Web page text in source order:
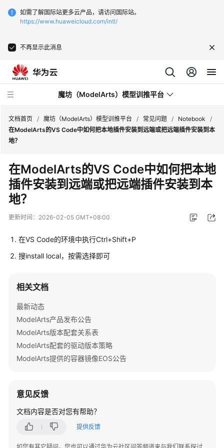
如需了解国际站更多云产品，请访问国际站。
https://www.huaweicloud.com/intl/
不再显示此消息
魔坊（ModelArts）模型训推平台
动
态
服
务
告
产
介
计
费
入
门
文档首页 / 魔坊（ModelArts）模型训推平台 / 常见问题 / Notebook
/
在ModelArts的VS Code中如何把本地插件安装到远端或把远端插件安装到本
地？
在ModelArts的VS Code中如何把本地
插件安装到远端或把远端插件安装到本
地？
更新时间： 2026-02-05 GMT+08:00
在VS Code的环境中执行Ctrl+Shift+P
搜install local，按需选择即可
相关文档
最新动态
ModelArts产品发布公告
ModelArts版本配套关系表
ModelArts配套的驱动版本策略
ModelArts提供的容器镜像EOS公告
意见反馈
文档内容是否对您有帮助？
提供反馈